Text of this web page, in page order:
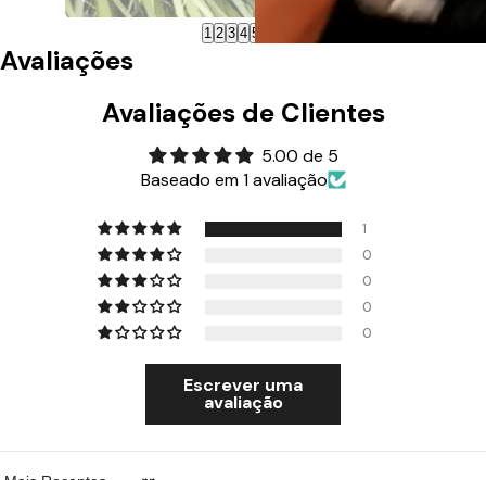
1 2 3 4 5
Avaliações
Avaliações de Clientes
5.00 de 5
Baseado em 1 avaliação
1
0
0
0
0
Escrever uma
avaliação